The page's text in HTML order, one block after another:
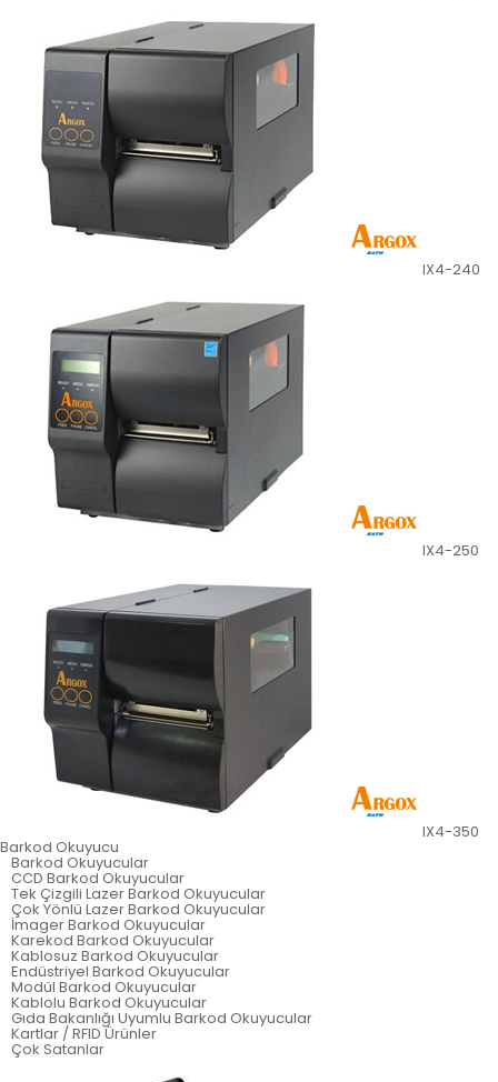
IX4-240
IX4-250
IX4-350
Barkod Okuyucu
Barkod Okuyucular
CCD Barkod Okuyucular
Tek Çizgili Lazer Barkod Okuyucular
Çok Yönlü Lazer Barkod Okuyucular
İmager Barkod Okuyucular
Karekod Barkod Okuyucular
Kablosuz Barkod Okuyucular
Endüstriyel Barkod Okuyucular
Modül Barkod Okuyucular
Kablolu Barkod Okuyucular
Gıda Bakanlığı Uyumlu Barkod Okuyucular
Kartlar / RFID Ürünler
Çok Satanlar